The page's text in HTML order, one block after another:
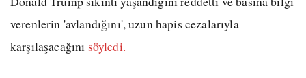
verenlerin 'avlandığını', uzun hapis cezalarıyla
karşılaşacağını söyledi.